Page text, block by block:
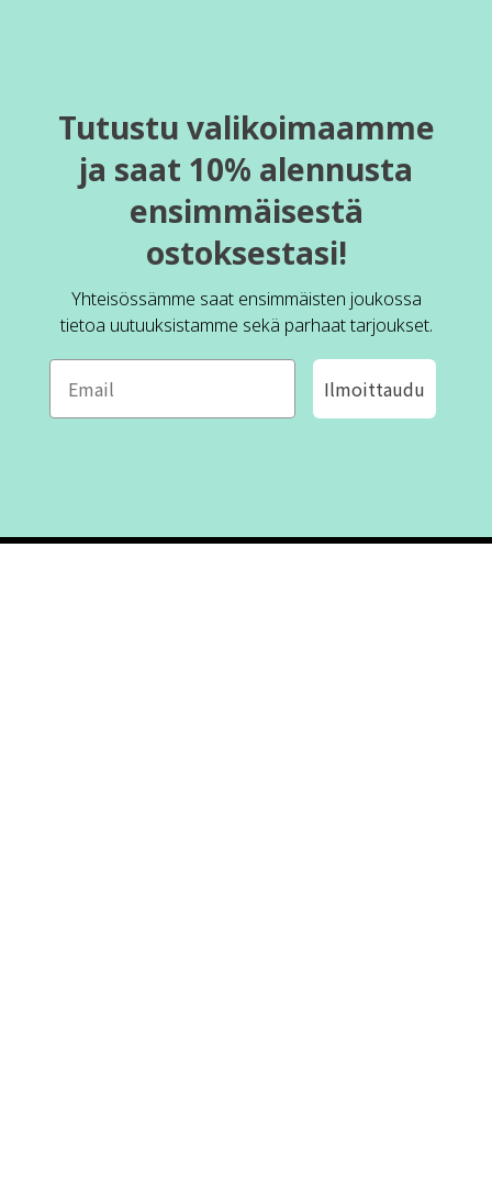
Tutustu valikoimaamme
ja saat 10% alennusta
ensimmäisestä
ostoksestasi!
Yhteisössämme saat ensimmäisten joukossa
tietoa uutuuksistamme sekä parhaat tarjoukset.
Ilmoittaudu